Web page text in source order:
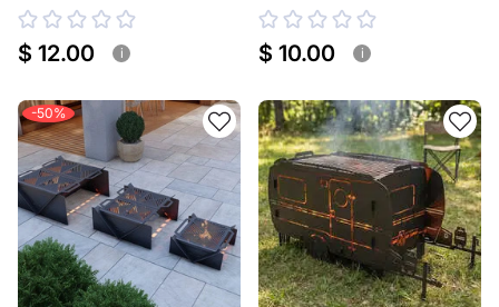
$ 12.00 i
плазменной, лазерной резки
$ 10.00 i
-50%